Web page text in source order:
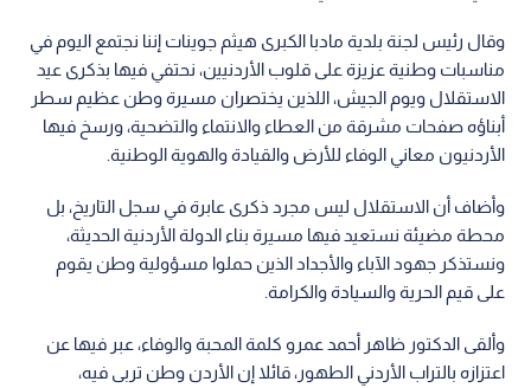
وقال رئيس لجنة بلدية مادبا الكبرى هيثم جوينات إننا نجتمع اليوم في
مناسبات وطنية عزيزة على قلوب الأردنيين، نحتفي فيها بذكرى عيد
الاستقلال ويوم الجيش، اللذين يختصران مسيرة وطن عظيم سطر
أبناؤه صفحات مشرقة من العطاء والانتماء والتضحية، ورسخ فيها
الأردنيون معاني الوفاء للأرض والقيادة والهوية الوطنية.
وأضاف أن الاستقلال ليس مجرد ذكرى عابرة في سجل التاريخ، بل
محطة مضيئة نستعيد فيها مسيرة بناء الدولة الأردنية الحديثة،
ونستذكر جهود الآباء والأجداد الذين حملوا مسؤولية وطن يقوم
على قيم الحرية والسيادة والكرامة.
وألقى الدكتور ظاهر أحمد عمرو كلمة المحبة والوفاء، عبر فيها عن
اعتزازه بالتراب الأردني الطهور، قائلا إن الأردن وطن تربى فيه،